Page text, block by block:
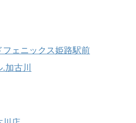
ェニックス姫路駅前
加古川